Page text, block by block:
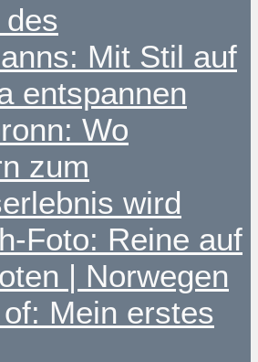
Mit Stil auf
entspannen
Wo
zum
wird
Foto: Reine auf
| Norwegen
Mein erstes